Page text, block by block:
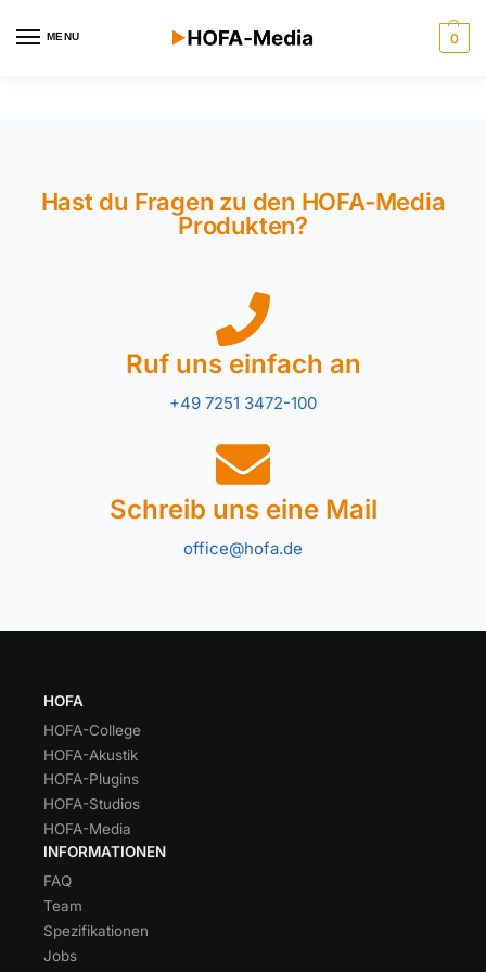
MENU 0
Hast du Fragen zu den HOFA-Media
Produkten?
Ruf uns einfach an
+49 7251 3472-100
Schreib uns eine Mail
office@hofa.de
HOFA
HOFA-College
HOFA-Akustik
HOFA-Plugins
HOFA-Studios
HOFA-Media
INFORMATIONEN
FAQ
Team
Spezifikationen
Jobs